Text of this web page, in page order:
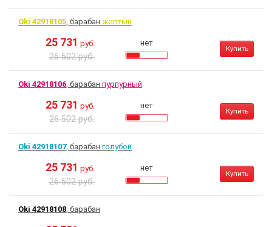
Oki 42918105, барабан желтый
25 731 руб.
26 502 руб.
нет
Купить
Oki 42918106, барабан пурпурный
25 731 руб.
26 502 руб.
нет
Купить
Oki 42918107, барабан голубой
25 731 руб.
26 502 руб.
нет
Купить
Oki 42918108, барабан